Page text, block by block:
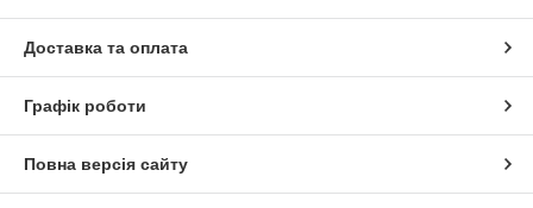
Доставка та оплата
Графік роботи
Повна версія сайту